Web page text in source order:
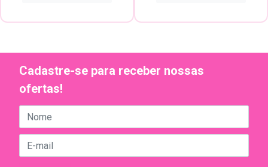
Cadastre-se para receber nossas
ofertas!